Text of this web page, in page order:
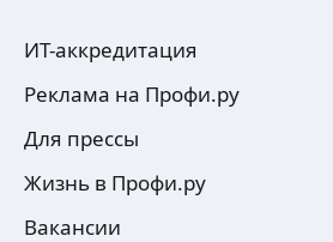
ИТ-аккредитация
Реклама на Профи.ру
Для прессы
Жизнь в Профи.ру
Вакансии